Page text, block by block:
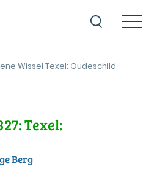
Wissel Texel: Oudeschild
Texel:
Berg